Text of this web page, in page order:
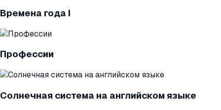
Времена года I
Профессии
Солнечная система на английском языке